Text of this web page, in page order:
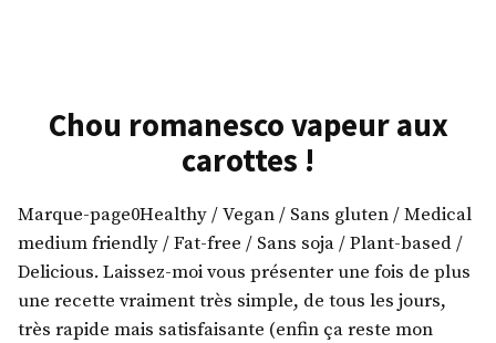
pied
!
Chou romanesco vapeur aux
carottes !
Marque-page0Healthy / Vegan / Sans gluten / Medical
medium friendly / Fat-free / Sans soja / Plant-based /
Delicious. Laissez-moi vous présenter une fois de plus
une recette vraiment très simple, de tous les jours,
très rapide mais satisfaisante (enfin ça reste mon